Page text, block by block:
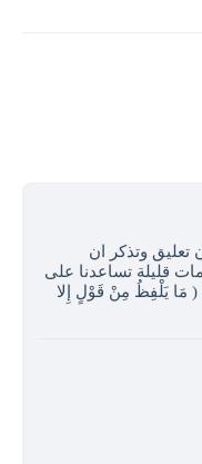
تعليق وتذكر ان
قليلة تساعدنا على
( مَا يَلْفِظُ مِنْ قَوْلٍ إِلا